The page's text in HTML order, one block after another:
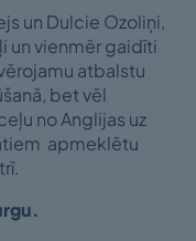
un Dulcie Ozoliņi,
un vienmēr gaidīti
atbalstu
bet vēl
no Anglijas uz
apmeklētu